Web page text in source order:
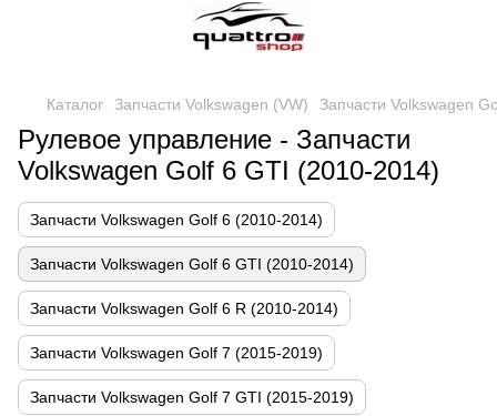
Каталог Запчасти Volkswagen (VW) Запчасти Volkswagen
Рулевое управление - Запчасти
Volkswagen Golf 6 GTI (2010-2014)
Запчасти Volkswagen Golf 6 (2010-2014)
Запчасти Volkswagen Golf 6 GTI (2010-2014)
Запчасти Volkswagen Golf 6 R (2010-2014)
Запчасти Volkswagen Golf 7 (2015-2019)
Запчасти Volkswagen Golf 7 GTI (2015-2019)